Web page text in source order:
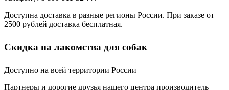
Доступна доставка в разные регионы России. При заказе от
2500 рублей доставка бесплатная.
Скидка на лакомства для собак
Доступно на всей территории России
Партнеры и дорогие друзья нашего центра производитель